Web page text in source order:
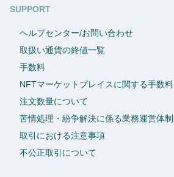
SUPPORT
ヘルプセンター/お問い合わせ
取扱い通貨の終値一覧
手数料
NFTマーケットプレイスに関する手数料
注文数量について
苦情処理・紛争解決に係る業務運営体制
取引における注意事項
不公正取引について